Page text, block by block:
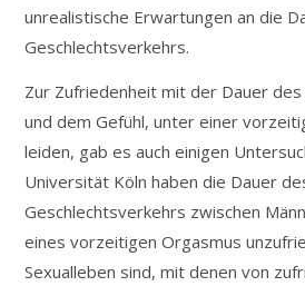
unrealistische Erwartungen an die
Geschlechtsverkehrs.
Zur Zufriedenheit mit der Dauer
und dem Gefühl, unter einer
leiden, gab es auch einigen
Universität Köln haben die Dauer
Geschlechtsverkehrs zwischen
eines vorzeitigen Orgasmus
Sexualleben sind, mit denen von